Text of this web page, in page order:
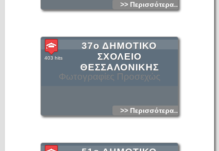
>> Περισσότερα...
Φωτογραφίες Προσεχώς
37ο ΔΗΜΟΤΙΚΟ
ΣΧΟΛΕΙΟ
ΘΕΣΣΑΛΟΝΙΚΗΣ
403 hits
>> Περισσότερα...